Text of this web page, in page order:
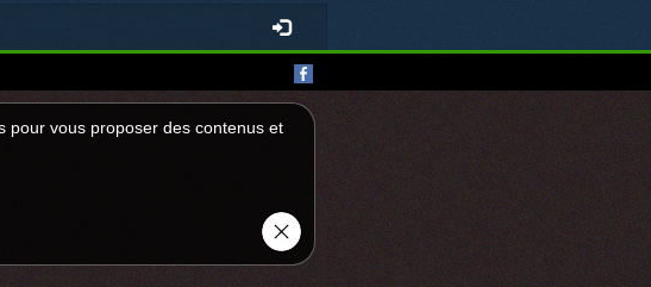
pour vous proposer des contenus et